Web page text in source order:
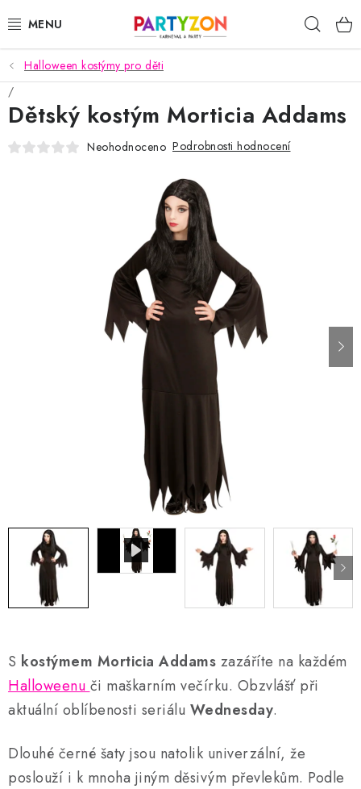
na
KARNEVALOVÉ MASKY
KARNEVALOVÉ KOSTÝMY
DOPLŇKY NA KARNEVAL
DEKORACE A VÝZDOBA
EXKLUZIVNÍ KOSTÝMY
Nejčastější otázky a odpovědi
Vrácení a reklamace
Podmínky ochrany osobních údajů
Halloween kostýmy pro děti
S kostýmem Morticia Addams zazáříte na každém
Halloweenu či maškarním večírku. Obzvlášť při
aktuální oblíbenosti seriálu Wednesday.
Dlouhé černé šaty jsou natolik univerzální, že
poslouží i k mnoha jiným děsivým převlekům. Podle
Dětský kostým Morticia Addams
Neohodnoceno Podrobnosti hodnocení